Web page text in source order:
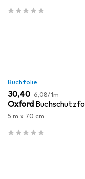
Buchfolie
EUR
30,40 EUR
6,08/1m
Oxford
5 m x 70 cm